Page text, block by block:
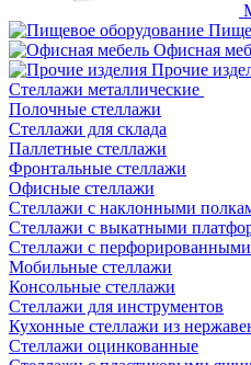
Офисная
Прочие
Стеллажи металлические
Полочные стеллажи
Стеллажи для склада
Паллетные стеллажи
Фронтальные стеллажи
Офисные стеллажи
Стеллажи с наклонными
Стеллажи с выкатными
Стеллажи с
Мобильные стеллажи
Консольные стеллажи
Стеллажи для инструментов
Кухонные стеллажи из
Стеллажи оцинкованные